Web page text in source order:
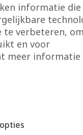
informatie die
te verbeteren,
en voor
meer informatie